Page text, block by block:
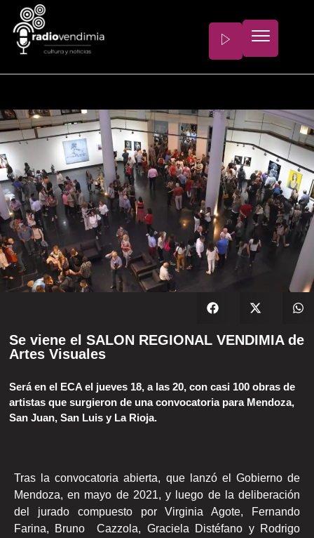
Se viene el SALON REGIONAL VENDIMIA de
Artes Visuales
Será en el ECA el jueves 18, a las 20, con casi 100 obras de
artistas que surgieron de una convocatoria para Mendoza,
San Juan, San Luis y La Rioja.
Tras la convocatoria abierta, que lanzó el Gobierno de
Mendoza, en mayo de 2021, y luego de la deliberación
del jurado compuesto por Virginia Agote, Fernando
Farina, Bruno Cazzola, Graciela Distéfano y Rodrigo